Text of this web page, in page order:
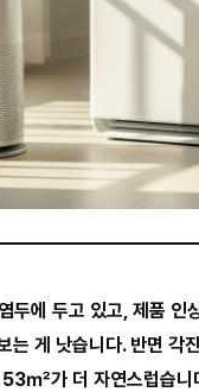
두에 두고 있고, 제품 인
게 낫습니다. 반면 각
53㎡가 더 자연스럽습니